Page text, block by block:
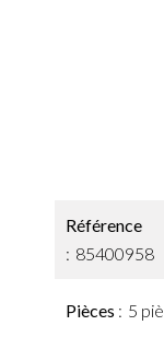
Référence
85400958
Pièces 5